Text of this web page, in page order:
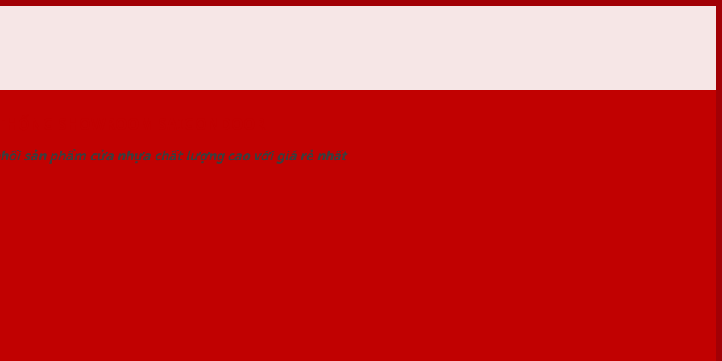
sản phẩm cửa nhựa chất lượng cao với giá rẻ nhất